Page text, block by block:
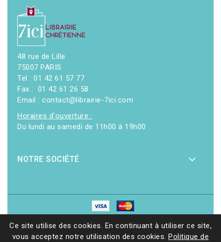
48 rue de Lille
75007 PARIS
Tel : 01 42 61 57 77
Fax : 01 42 61 26 58
Email : contact@librairie-7ici.com
Horaires d'ouverture :
Du lundi au samedi de 11h00 à 19h00
NOTRE SOCIÉTÉ
Ce site utilise des cookies. En continuant à utiliser ce site,
vous acceptez notre utilisation des cookies. Politique de
© 2026 - Librairie 7ici| Site web réalisé par Ethicweb